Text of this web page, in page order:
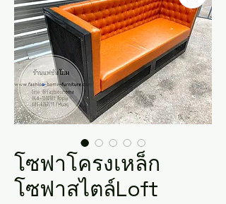
โซฟาโครงเหล็ก
โซฟาสไตล์Loft